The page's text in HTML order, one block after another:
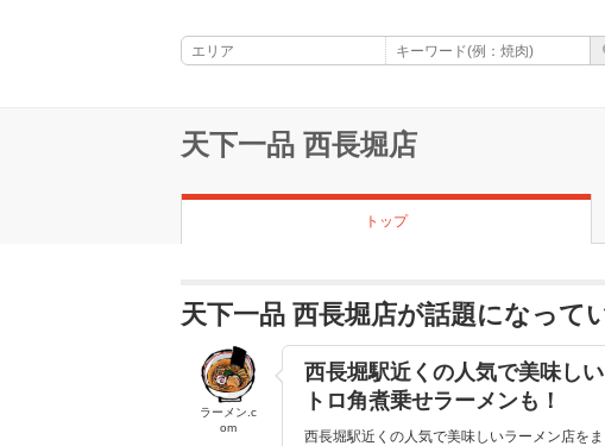
天下一品 西長堀店
トップ
天下一品 西長堀店が話題になって
ラーメン.c
om
西長堀駅近くの人気で美味し
トロ角煮乗せラーメンも！
西長堀駅近くの人気で美味しいラーメン店を